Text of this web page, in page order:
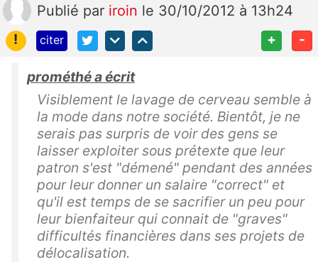
Publié par iroin le 30/10/2012 à 13h24
!
citer + -
prométhé a écrit
Visiblement le lavage de cerveau semble à
la mode dans notre société. Bientôt, je ne
serais pas surpris de voir des gens se
laisser exploiter sous prétexte que leur
patron s'est "démené" pendant des années
pour leur donner un salaire "correct" et
qu'il est temps de se sacrifier un peu pour
leur bienfaiteur qui connait de "graves"
difficultés financières dans ses projets de
délocalisation.